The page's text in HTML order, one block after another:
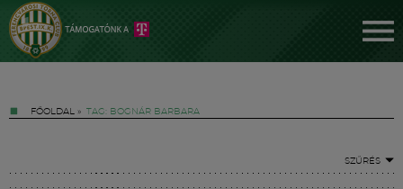
FŐOLDAL » TAG: BOGNÁR BARBARA
SZŰRÉS